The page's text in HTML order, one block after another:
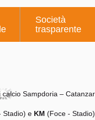
Società
trasparente
Stadio) e KM (Foce - Stadio)